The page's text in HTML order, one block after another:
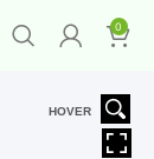
0
HOVER
1